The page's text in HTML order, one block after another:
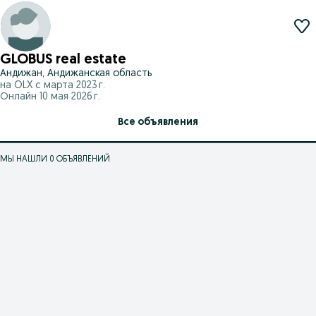
GLOBUS real estate
Андижан, Андижанская область
на OLX с марта 2023 г.
Онлайн 10 мая 2026 г.
Все объявления
МЫ НАШЛИ 0 ОБЪЯВЛЕНИЙ